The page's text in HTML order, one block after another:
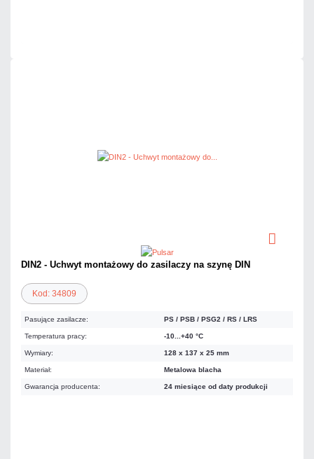
DIN2 - Uchwyt montażowy do zasilaczy na szynę DIN
Kod: 34809
Pasujące zasilacze: PS / PSB / PSG2 / RS / LRS
Temperatura pracy: -10...+40 °C
Wymiary: 128 x 137 x 25 mm
Materiał: Metalowa blacha
Gwarancja producenta: 24 miesiące od daty produkcji